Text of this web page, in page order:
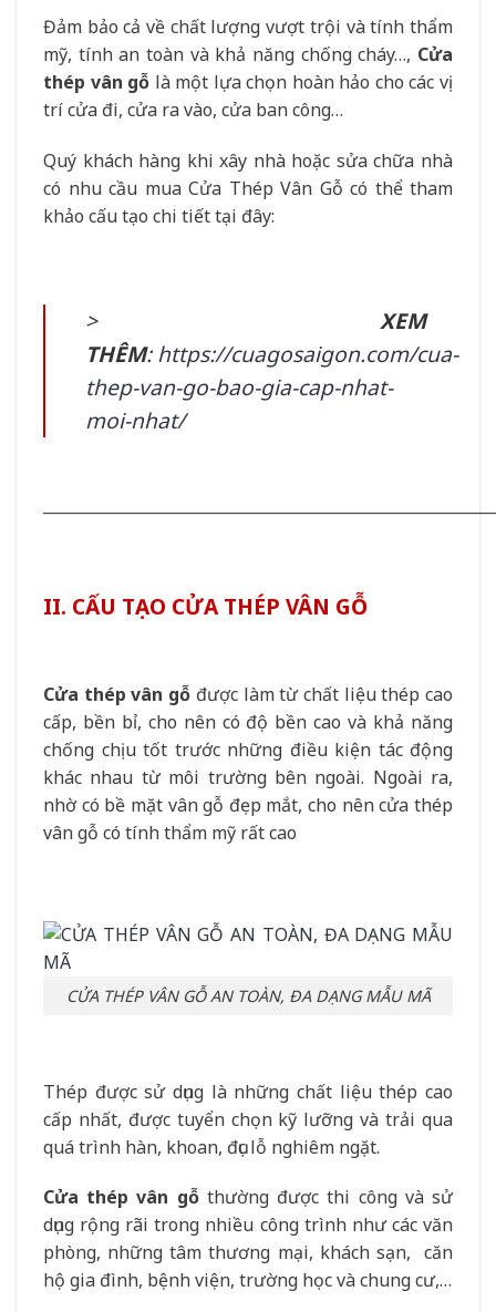
Đảm bảo cả về chất lượng vượt trội và tính thẩm
mỹ, tính an toàn và khả năng chống cháy…, Cửa
thép vân gỗ là một lựa chọn hoàn hảo cho các vị
trí cửa đi, cửa ra vào, cửa ban công…
Quý khách hàng khi xây nhà hoặc sửa chữa nhà
có nhu cầu mua Cửa Thép Vân Gỗ có thể tham
khảo cấu tạo chi tiết tại đây:
> XEM
THÊM:https://cuagosaigon.com/cua-
thep-van-go-bao-gia-cap-nhat-
moi-nhat/
II. CẤU TẠO CỬA THÉP VÂN GỖ
Cửa thép vân gỗ được làm từ chất liệu thép cao
cấp, bền bỉ, cho nên có độ bền cao và khả năng
chống chịu tốt trước những điều kiện tác động
khác nhau từ môi trường bên ngoài. Ngoài ra,
nhờ có bề mặt vân gỗ đẹp mắt, cho nên cửa thép
vân gỗ có tính thẩm mỹ rất cao
CỬA THÉP VÂN GỖ AN TOÀN, ĐA DẠNG MẪU MÃ
Thép được sử dụng là những chất liệu thép cao
cấp nhất, được tuyển chọn kỹ lưỡng và trải qua
quá trình hàn, khoan, đục lỗ nghiêm ngặt.
Cửa thép vân gỗ thường được thi công và sử
dụng rộng rãi trong nhiều công trình như các văn
phòng, những tâm thương mại, khách sạn, căn
hộ gia đình, bệnh viện, trường học và chung cư,…